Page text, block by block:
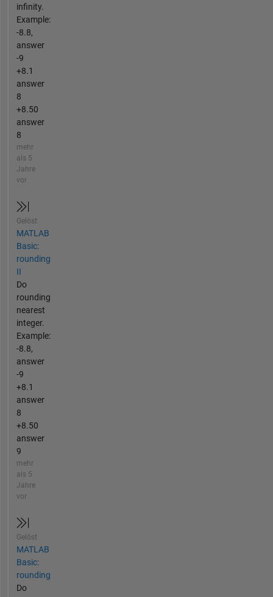
infinity.
Example:
-8.8,
answer
-9
+8.1
answer
8
+8.50
answer
8
mehr
als 5
Jahre
vor
Gelöst
MATLAB
Basic:
rounding
II
Do
rounding
nearest
integer.
Example:
-8.8,
answer
-9
+8.1
answer
8
+8.50
answer
9
mehr
als 5
Jahre
vor
Gelöst
MATLAB
Basic:
rounding
Do